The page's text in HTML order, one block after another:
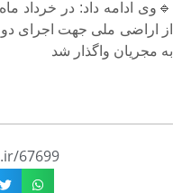
از اراضی ملی جهت اجرای
به مجریان واگذار شد
67699